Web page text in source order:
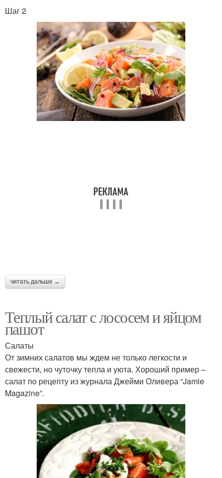
Зеленый салат Салат с форелью
Салат со слабосоленой
форелью
Салат из лосося
Шаг 2
читать дальше →
Теплый салат с лососем и яйцом
пашот
Салаты
От зимних салатов мы ждем не только легкости и
свежести, но чуточку тепла и уюта. Хороший пример –
салат по рецепту из журнала Джейми Оливера “Jamie
Magazine”.